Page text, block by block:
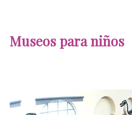
Museos para niños